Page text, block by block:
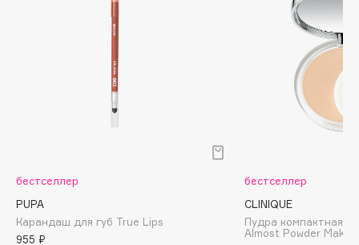
Bobbi Brown
BOOMSHOP
BORK
бестселлер
PUPA
Карандаш для губ True Lips
955 ₽
бестселлер
CLINIQUE
Пудра компактная с
Almost Powder Make-